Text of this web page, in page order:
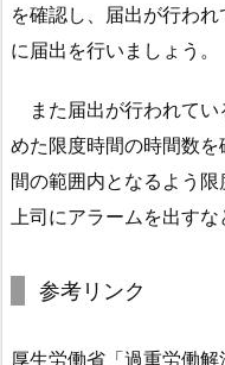
と
す
事
業
場
等
2.
を確認し、届出が行わ
に届出を行いましょう。
また届出が行われてい
めた限度時間の時間数
間の範囲内となるよう
上司にアラームを出すな
参考リンク
厚生労働省「過重労働解